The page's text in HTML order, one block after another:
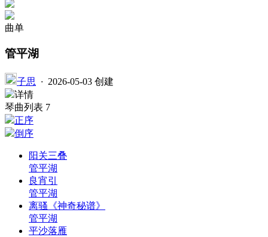
曲单
管平湖
子思 · 2026-05-03 创建
详情
琴曲列表 7
正序
倒序
阳关三叠
管平湖
良宵引
管平湖
离骚《神奇秘谱》
管平湖
平沙落雁